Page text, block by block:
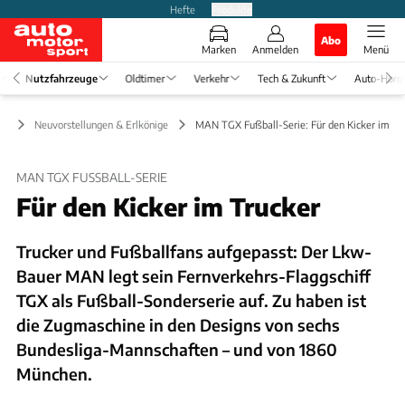
Hefte
Marken Anmelden
Abo
Menü
Nutzfahrzeuge Oldtimer Verkehr Tech & Zukunft Auto-
Neuvorstellungen & Erlkönige MAN TGX Fußball-Serie: Für den Kicker im
MAN TGX FUSSBALL-SERIE
Für den Kicker im Trucker
Trucker und Fußballfans aufgepasst: Der Lkw-
Bauer MAN legt sein Fernverkehrs-Flaggschiff
TGX als Fußball-Sonderserie auf. Zu haben ist
die Zugmaschine in den Designs von sechs
Bundesliga-Mannschaften – und von 1860
München.